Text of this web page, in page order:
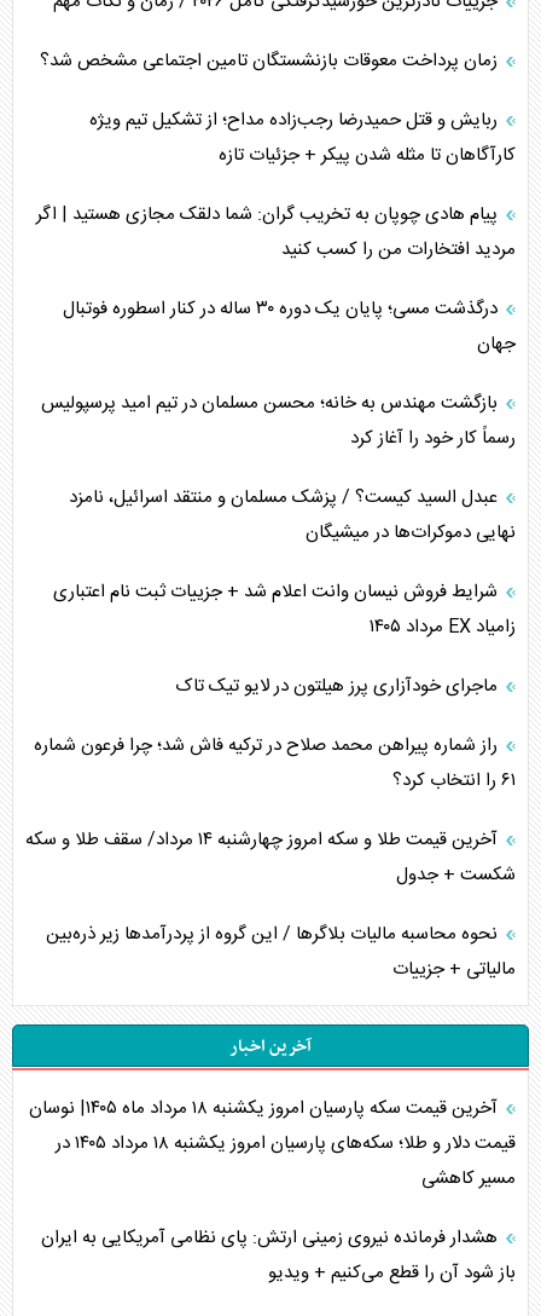
تحلیل جامع پدیده تراستی‌ها
تأثیر جنگ ایران و آمریکا بر اقتصاد جهانی
تخریب پل‌ها در اوکراین و فروپاشی روایت دوگانه غرب
اربعین، کابوس مشترک تل‌آویو-واشنگتن
زمان پرداخت معوقات بازنشستگان تامین اجتماعی مشخص شد؟
ربایش و قتل حمیدرضا رجب‌زاده مداح؛ از تشکیل تیم ویژه
کارآگاهان تا مثله شدن پیکر + جزئیات تازه
پیام هادی چوپان به تخریب گران: شما دلقک مجازی هستید | اگر
مردید افتخارات من را کسب کنید
درگذشت مسی؛ پایان یک دوره ۳۰ ساله در کنار اسطوره فوتبال
جهان
بازگشت مهندس به خانه؛ محسن مسلمان در تیم امید پرسپولیس
رسماً کار خود را آغاز کرد
عبدل السید کیست؟ / پزشک مسلمان و منتقد اسرائیل، نامزد
نهایی دموکرات‌ها در میشیگان
شرایط فروش نیسان وانت اعلام شد + جزییات ثبت نام اعتباری
زامیاد EX مرداد ۱۴۰۵
ماجرای خودآزاری پرز هیلتون در لایو تیک تاک
راز شماره پیراهن محمد صلاح در ترکیه فاش شد؛ چرا فرعون شماره
۶۱ را انتخاب کرد؟
آخرین قیمت طلا و سکه امروز چهارشنبه ۱۴ مرداد/ سقف طلا و سکه
شکست + جدول
نحوه محاسبه مالیات بلاگر‌ها / این گروه از پردرآمد‌ها زیر ذره‌بین
مالیاتی + جزییات
آخرین اخبار
آخرین قیمت سکه پارسیان امروز یکشنبه ۱۸ مرداد ماه ۱۴۰۵| نوسان
قیمت دلار و طلا؛ سکه‌های پارسیان امروز یکشنبه ۱۸ مرداد ۱۴۰۵ در
مسیر کاهشی
هشدار فرمانده نیروی زمینی ارتش: پای نظامی آمریکایی به ایران
باز شود آن را قطع می‌کنیم + ویدیو